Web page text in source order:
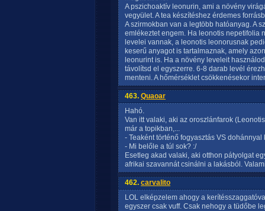
A pszichoaktív leonurin, ami a növény
vegyület. A tea készítéshez érdemes
A szirmokban van a legtöbb hatóanyag. A
emlékeztet engem. Ha leonotis nepetifolia
levelei vannak, a leonotis leonorusnak
keserű anyagot is tartalmaznak, amely
leonurint is. Ha a növény leveleit
távolítsd el egyszerre. 6-8 darab levél
menteni. A hőmérséklet csökkenésekor
463. Quaoar
Hahó.
Van itt valaki, aki az oroszlánfarok
már a topikban,...
- Teaként történő fogyasztás VS
- Mi belőle a túl sok? :/
Esetleg akad valaki, aki otthon pátyolgat
afrikai szavannát csinálni a lakásból.
462. carvalito
LOL elképzelem ahogy a
egyszer csak vuff. Csak nehogy a tüdőbe